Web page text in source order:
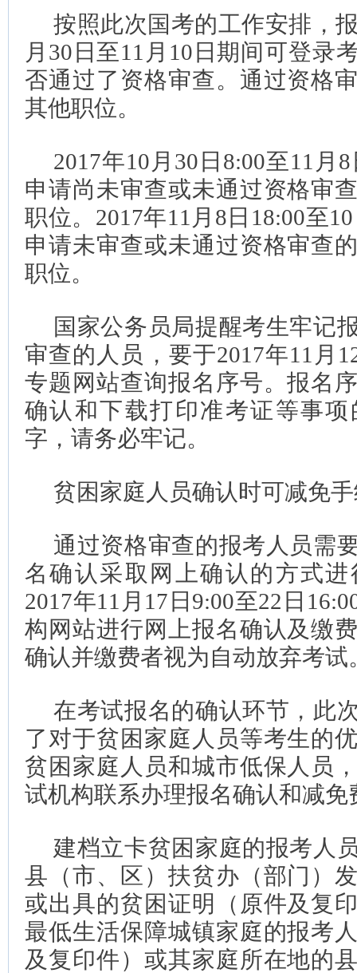
按照此次国考的工作安排，
月30日至11月10日期间可登录
否通过了资格审查。通过资格
其他职位。
2017年10月30日8:00至11月
申请尚未审查或未通过资格审
职位。2017年11月8日18:00至
申请未审查或未通过资格审查
职位。
国家公务员局提醒考生牢记
审查的人员，要于2017年11月
专题网站查询报名序号。报名
确认和下载打印准考证等事
字，请务必牢记。
贫困家庭人员确认时可减免
通过资格审查的报考人员需
名确认采取网上确认的方式
2017年11月17日9:00至22日
构网站进行网上报名确认及缴
确认并缴费者视为自动放弃考试
在考试报名的确认环节，此
了对于贫困家庭人员等考生的
贫困家庭人员和城市低保人员
试机构联系办理报名确认和减免
建档立卡贫困家庭的报考人
县（市、区）扶贫办（部门）
或出具的贫困证明（原件及复
最低生活保障城镇家庭的报考
及复印件）或其家庭所在地的